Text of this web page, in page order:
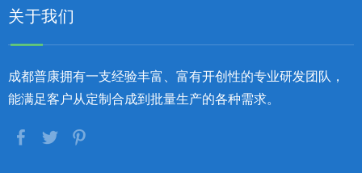
关于我们
成都普康拥有一支经验丰富、富有开创性的专业研发团队，
能满足客户从定制合成到批量生产的各种需求。